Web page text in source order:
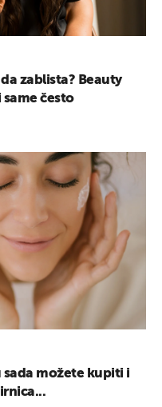
zablista? Beauty
često
možete kupiti i